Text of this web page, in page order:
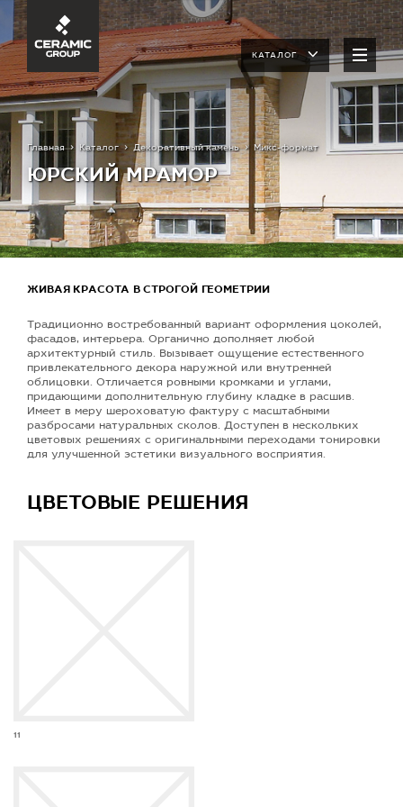
КАТАЛОГ
Главная Каталог Декоративный камень Микс-формат
ЮРСКИЙ МРАМОР
ЖИВАЯ КРАСОТА В СТРОГОЙ ГЕОМЕТРИИ
Традиционно востребованный вариант оформления цоколей,
фасадов, интерьера. Органично дополняет любой
архитектурный стиль. Вызывает ощущение естественного
привлекательного декора наружной или внутренней
облицовки. Отличается ровными кромками и углами,
придающими дополнительную глубину кладке в расшив.
Имеет в меру шероховатую фактуру с масштабными
разбросами натуральных сколов. Доступен в нескольких
цветовых решениях с оригинальными переходами тонировки
для улучшенной эстетики визуального восприятия.
ЦВЕТОВЫЕ РЕШЕНИЯ
11